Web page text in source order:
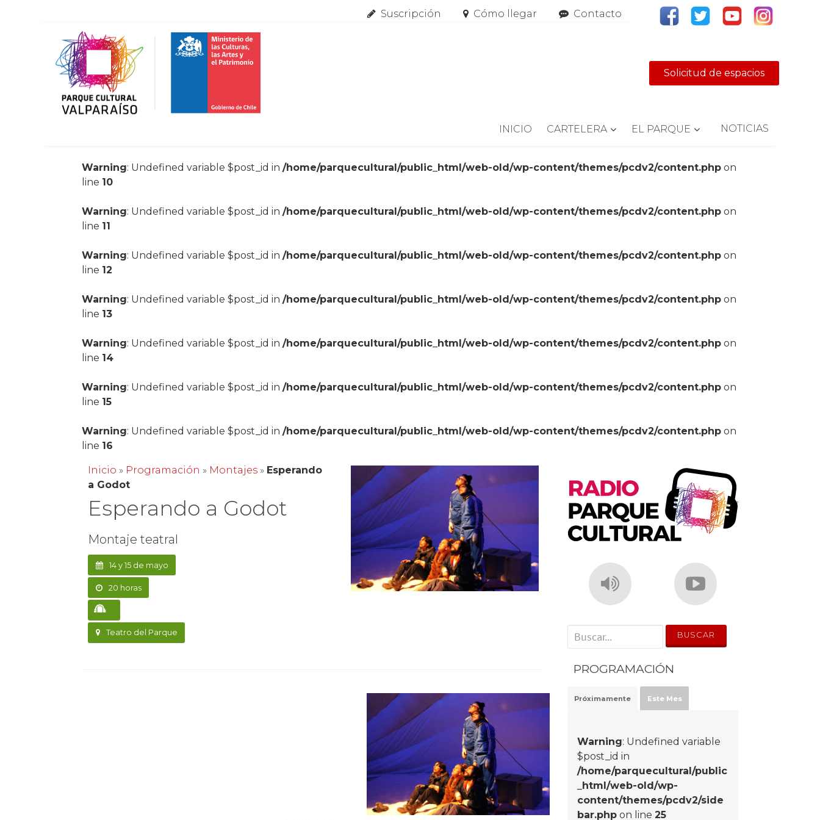
Suscripción Cómo llegar Contacto
Solicitud de espacios
INICIO CARTELERA EL PARQUE NOTICIAS
Warning: Undefined variable $post_id in/home/parquecultural/public_html/web-old/wp-content/themes/pcdv2/content.php on
line 10
Warning: Undefined variable $post_id in/home/parquecultural/public_html/web-old/wp-content/themes/pcdv2/content.php on
line 11
Warning: Undefined variable $post_id in/home/parquecultural/public_html/web-old/wp-content/themes/pcdv2/content.php on
line 12
Warning: Undefined variable $post_id in/home/parquecultural/public_html/web-old/wp-content/themes/pcdv2/content.php on
line 13
Warning: Undefined variable $post_id in/home/parquecultural/public_html/web-old/wp-content/themes/pcdv2/content.php on
line 14
Warning: Undefined variable $post_id in/home/parquecultural/public_html/web-old/wp-content/themes/pcdv2/content.php on
line 15
Warning: Undefined variable $post_id in/home/parquecultural/public_html/web-old/wp-content/themes/pcdv2/content.php on
line 16
Inicio » Programación » Montajes » Esperando
a Godot
Esperando a Godot
Montaje teatral
14 y 15 de mayo
20 horas
Teatro del Parque ' . __('Search for:') . '
PROGRAMACIÓN
Próximamente Este Mes
Warning: Undefined variable
$post_id in
/home/parquecultural/public
_html/web-old/wp-
content/themes/pcdv2/side
bar.php on line25